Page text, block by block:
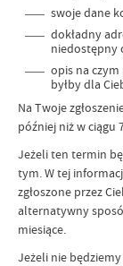
swoje dane
dokładny
niedostępny
opis na
byłby dla
Na Twoje
później niż w ciągu
Jeżeli ten termin
tym. W tej
zgłoszone przez
alternatywny
miesiące.
Jeżeli nie